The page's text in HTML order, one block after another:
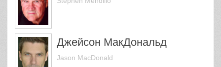
Джейсон МакДональд
Jason MacDonald